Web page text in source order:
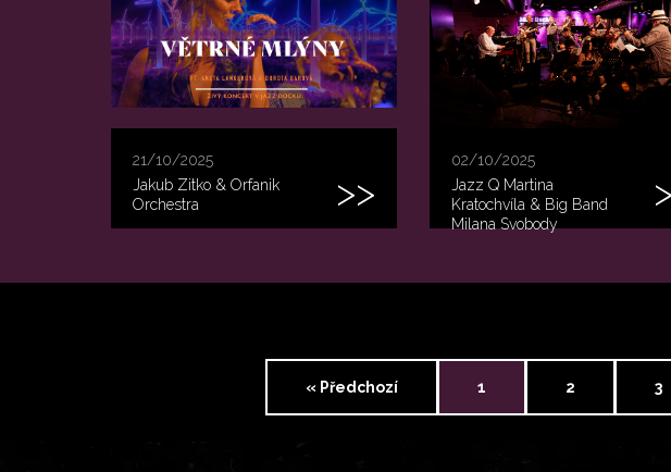
21/10/2025
Jakub Zitko & Orfanik
Orchestra
02/10/2025
Jazz Q Martina
Kratochvíla & Big Band
Milana Svobody
« Předchozí 1 2 3